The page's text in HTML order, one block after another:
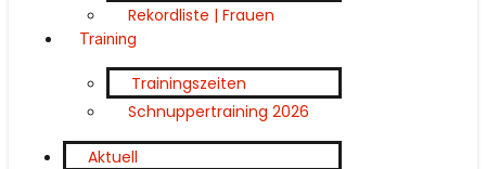
Rekordliste | Frauen
Training
Trainingszeiten
Schnuppertraining 2026
Aktuell